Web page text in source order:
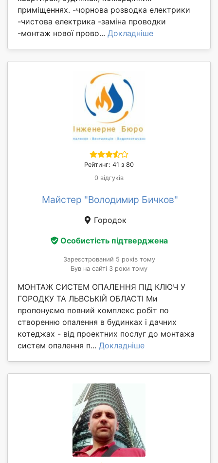
приміщеннях. -чорнова розводка електрики
-чистова електрика -заміна проводки
-монтаж нової прово... Докладніше
Рейтинг: 41 з 80
0 відгуків
Майстер "Володимир Бичков"
Городок
Особистість підтверджена
Зареєстрований 5 років тому
Був на сайті 3 роки тому
МОНТАЖ СИСТЕМ ОПАЛЕННЯ ПІД КЛЮЧ У
ГОРОДКУ ТА ЛЬВСЬКІЙ ОБЛАСТІ Ми
пропонуємо повний комплекс робіт по
створенню опалення в будинках і дачних
котеджах - від проектних послуг до монтажа
систем опалення п... Докладніше